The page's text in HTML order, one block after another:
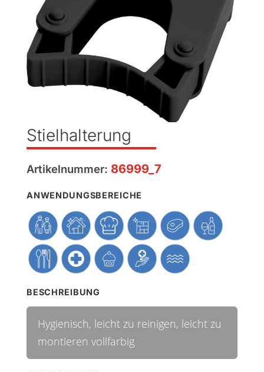
Stielhalterung
Artikelnummer: 86999_7
ANWENDUNGSBEREICHE
BESCHREIBUNG
Hygienisch, leicht zu reinigen, leicht zu
montieren vollfarbig